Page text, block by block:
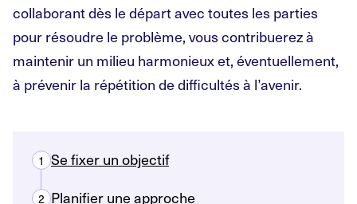
collaborant dès le départ avec toutes les parties
pour résoudre le problème, vous contribuerez à
maintenir un milieu harmonieux et, éventuellement,
à prévenir la répétition de difficultés à l’avenir.
1 Se fixer un objectif
2 Planifier une approche